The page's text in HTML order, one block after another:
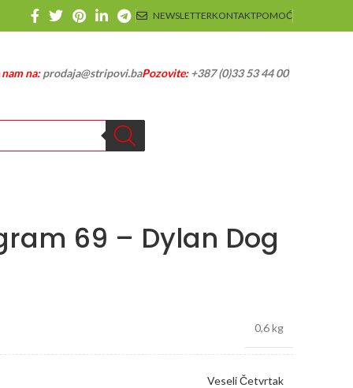
NEWSLETTERKONTAKTPOMOĆ
na:prodaja@stripovi.baPozovite:+387 (0)33 53 44 00
69 – Dylan Dog
0,6 kg
Veseli Četvrtak